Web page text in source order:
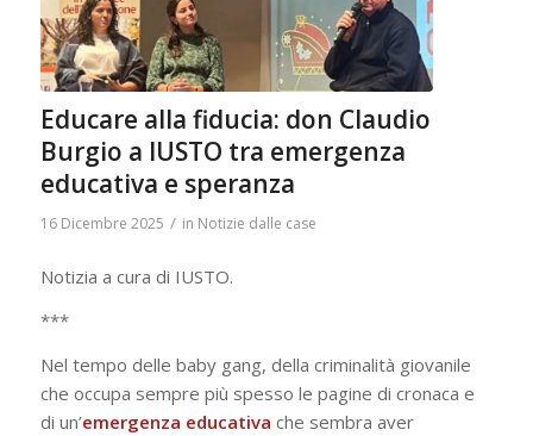
Educare alla fiducia: don Claudio
Burgio a IUSTO tra emergenza
educativa e speranza
16 Dicembre 2025 / in Notizie dalle case
Notizia a cura di IUSTO.
***
Nel tempo delle baby gang, della criminalità giovanile
che occupa sempre più spesso le pagine di cronaca e
di un’emergenza educativa che sembra aver